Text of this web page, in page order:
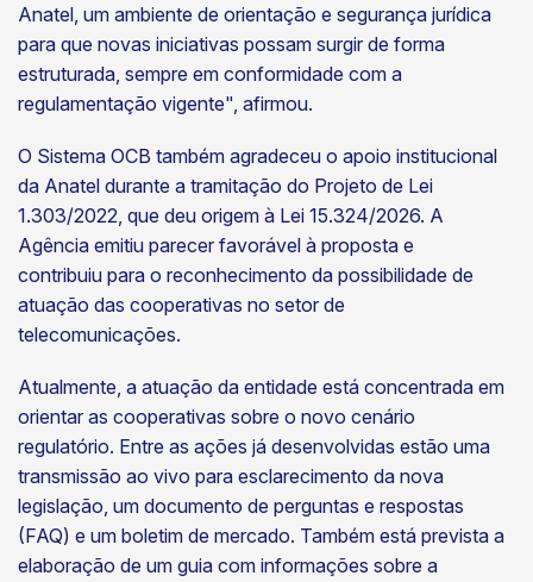
Anatel, um ambiente de orientação e segurança jurídica
para que novas iniciativas possam surgir de forma
estruturada, sempre em conformidade com a
regulamentação vigente", afirmou.
O Sistema OCB também agradeceu o apoio institucional
da Anatel durante a tramitação do Projeto de Lei
1.303/2022, que deu origem à Lei 15.324/2026. A
Agência emitiu parecer favorável à proposta e
contribuiu para o reconhecimento da possibilidade de
atuação das cooperativas no setor de
telecomunicações.
Atualmente, a atuação da entidade está concentrada em
orientar as cooperativas sobre o novo cenário
regulatório. Entre as ações já desenvolvidas estão uma
transmissão ao vivo para esclarecimento da nova
legislação, um documento de perguntas e respostas
(FAQ) e um boletim de mercado. Também está prevista a
elaboração de um guia com informações sobre a